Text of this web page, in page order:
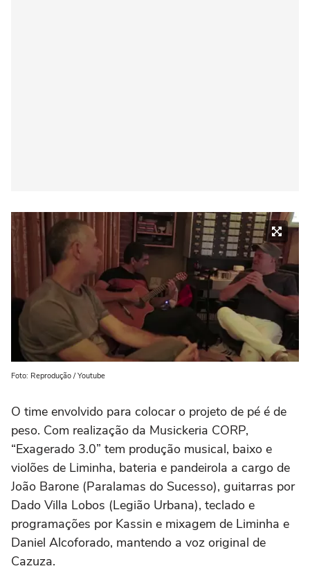
Foto: Reprodução / Youtube
O time envolvido para colocar o projeto de pé é de
peso. Com realização da Musickeria CORP,
“Exagerado 3.0” tem produção musical, baixo e
violões de Liminha, bateria e pandeirola a cargo de
João Barone (Paralamas do Sucesso), guitarras por
Dado Villa Lobos (Legião Urbana), teclado e
programações por Kassin e mixagem de Liminha e
Daniel Alcoforado, mantendo a voz original de
Cazuza.